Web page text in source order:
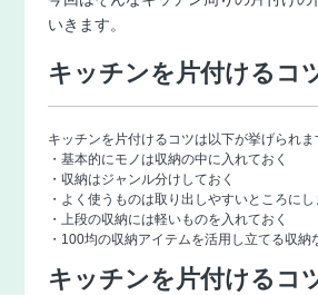
いきます。
キッチンを片付けるコ
キッチンを片付けるコツは以下が挙げられま
・基本的にモノは収納の中に入れておく
・収納はジャンル分けしておく
・よく使うものは取り出しやすいところにし
・上段の収納には軽いものを入れておく
・100均の収納アイテムを活用し立てる収納
キッチンを片付けるコ